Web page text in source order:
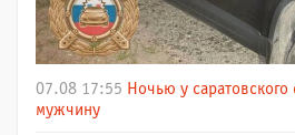
07.08 17:55 Ночью у
мужчину